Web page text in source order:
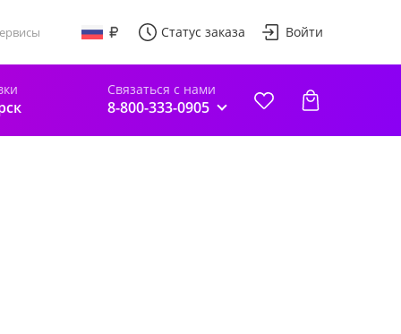
Статус заказа Войти
Связаться с нами
8-800-333-0905